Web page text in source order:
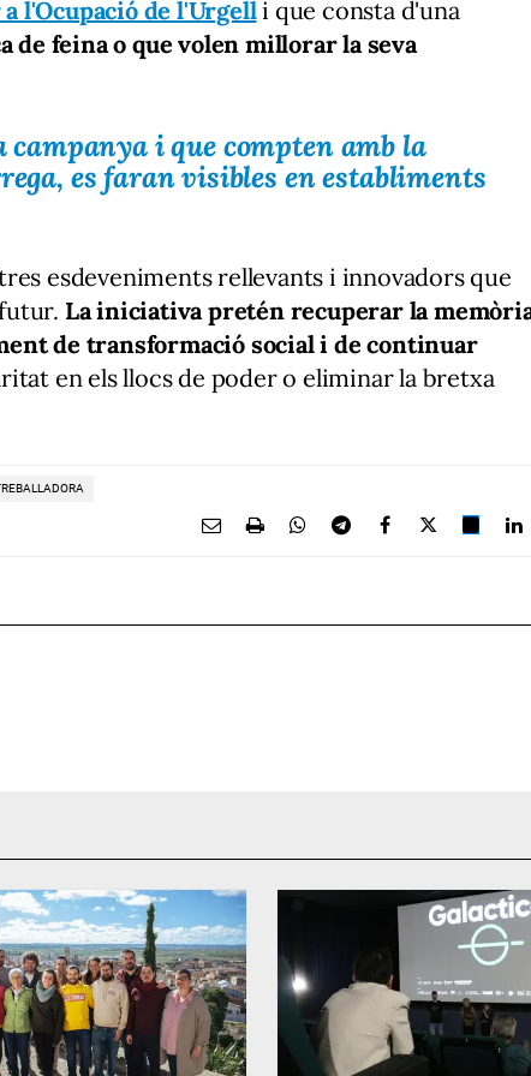
l'Ocupació de l'Urgelli que consta d'una
de feina o que volen millorar la seva
campanya i que compten amb la
es faran visibles en establiments
esdeveniments rellevants i innovadors que
La iniciativa pretén recuperar la
de transformació social i de continuar
en els llocs de poder o eliminar la bretxa